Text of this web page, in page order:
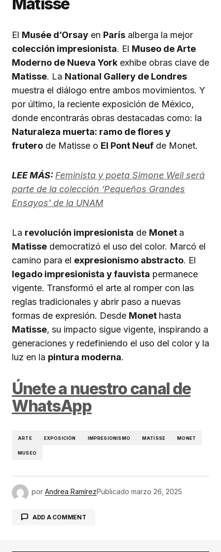
El Musée d’Orsay en París alberga la mejor
colección impresionista. El Museo de Arte
Moderno de Nueva York exhibe obras clave de
Matisse. La National Gallery de Londres
muestra el diálogo entre ambos movimientos. Y
por último, la reciente exposición de México,
donde encontrarás obras destacadas como: la
Naturaleza muerta: ramo de flores y
frutero de Matisse o El Pont Neuf de Monet.
LEE MÁS: Feminista y poeta Simone Weil será
parte de la colección ‘Pequeños Grandes
Ensayos’ de la UNAM
La revolución impresionista de Monet a
Matisse democratizó el uso del color. Marcó el
camino para el expresionismo abstracto. El
legado impresionista y fauvista permanece
vigente. Transformó el arte al romper con las
reglas tradicionales y abrir paso a nuevas
formas de expresión. Desde Monet hasta
Matisse, su impacto sigue vigente, inspirando a
generaciones y redefiniendo el uso del color y la
luz en la pintura moderna.
Únete a nuestro canal de
WhatsApp
ARTE EXPOSICIÓN IMPRESIONISMO MATISSE MONET
MUSEO
por Andrea RamírezPublicado marzo 26, 2025
ADD A COMMENT